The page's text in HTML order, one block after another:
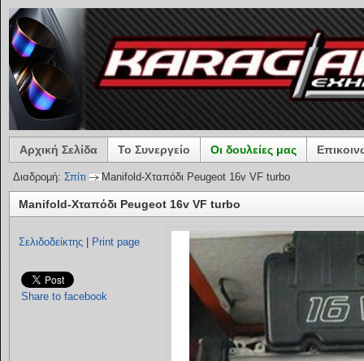
Αρχική Σελίδα Το Συνεργείο Οι δουλείες μας
Διαδρομή: Σπίτι Manifold-Xταπόδι Peugeot 16v VF turbo
Manifold-Xταπόδι Peugeot 16v VF turbo
Σελιδοδείκτης Print page
Share to facebook